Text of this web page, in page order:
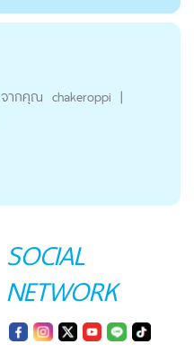
จากคุณ chakeroppi |
SOCIAL
NETWORK